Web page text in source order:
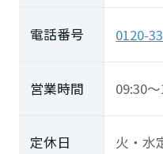
電話番号 0120-
営業時間 09:30
定休日 火・水
鳥取県
島根県